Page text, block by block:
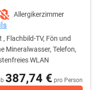
Allergikerzimmer
, Flachbild-TV, Fön und
Mineralwasser, Telefon,
WLAN
387,74 € pro Person